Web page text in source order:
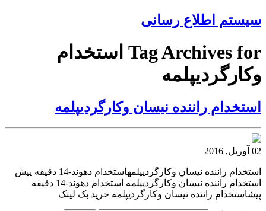
سیستم اطلاع رسانی
Tag Archives for استخدام
وکارگردیپلمه
استخدام راننده نیسان وکارگردیپلمه
02 آوریل, 2016
استخدام راننده نیسان وکارگردیپلمهاستخدام دهوند-14 دقیقه پیش
استخدام راننده نیسان وکارگردیپلمه استخدام دهوند-14 دقیقه
پیشاستخدام راننده نیسان وکارگردیپلمه خرید بک لینک